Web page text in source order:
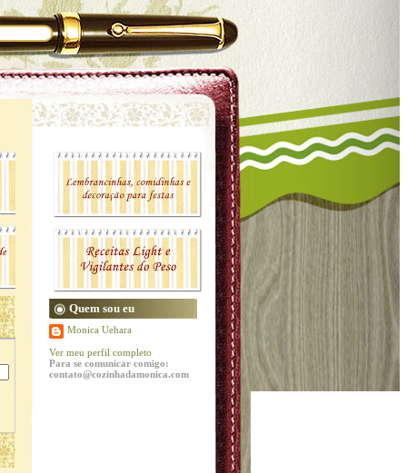
Quem sou eu
Monica Uehara
Ver meu perfil completo
Para se comunicar comigo:
contato@cozinhadamonica.com